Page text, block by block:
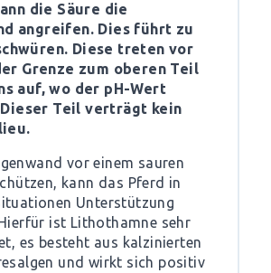
die Säure die
angreifen. Dies führt zu
Diese treten vor
Grenze zum oberen Teil
auf, wo der pH-Wert
Teil verträgt kein
vor einem sauren
kann das Pferd in
Unterstützung
ist Lithothamne sehr
es besteht aus kalzinierten
und wirkt sich positiv